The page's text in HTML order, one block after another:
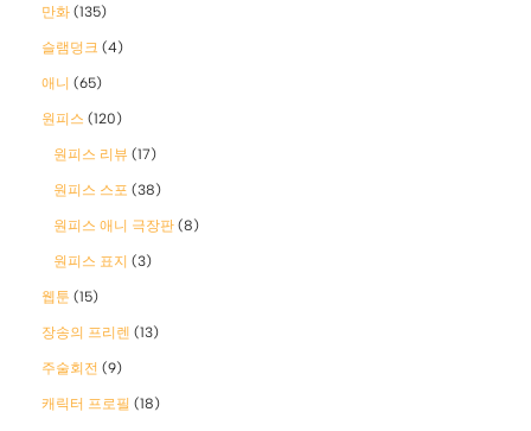
만화 (135)
슬램덩크 (4)
애니 (65)
원피스 (120)
원피스 리뷰 (17)
원피스 스포 (38)
원피스 애니 극장판 (8)
원피스 표지 (3)
웹툰 (15)
장송의 프리렌 (13)
주술회전 (9)
캐릭터 프로필 (18)